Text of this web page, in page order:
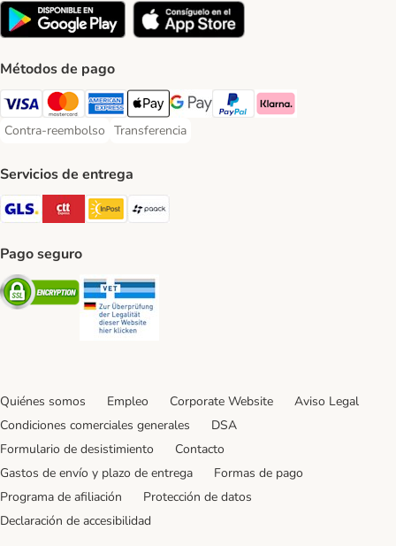
Métodos de pago
Visa Payment Method
Mastercard Payment Method
American Express Payment Method
Apple Pay Payment Method
Google Pay Payment Method
PayPal Payment Method
Klarna Payment Method
Contra-reembolso
Contra-reembolso Payment Method
Transferencia
Transferencia Payment Method
Servicios de entrega
GLS Shipping Method
CTTExpress Shipping Method
InPost Shipping Method
paack Shipping Method
Pago seguro
Security
Quiénes somos Empleo Corporate Website
Aviso Legal
Condiciones comerciales generales
DSA
Formulario de desistimiento
Contacto
Gastos de envío y plazo de entrega
Formas de pago
Programa de afiliación
Protección de datos
Declaración de accesibilidad